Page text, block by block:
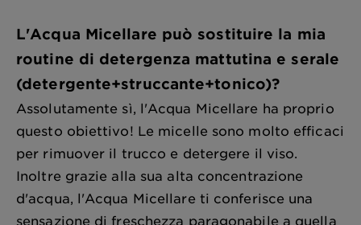
L'Acqua Micellare può sostituire la mia
routine di detergenza mattutina e serale
(detergente+struccante+tonico)?
Assolutamente sì, l'Acqua Micellare ha proprio
questo obiettivo! Le micelle sono molto efficaci
per rimuover il trucco e detergere il viso.
Inoltre grazie alla sua alta concentrazione
d'acqua, l'Acqua Micellare ti conferisce una
sensazione di freschezza paragonabile a quella